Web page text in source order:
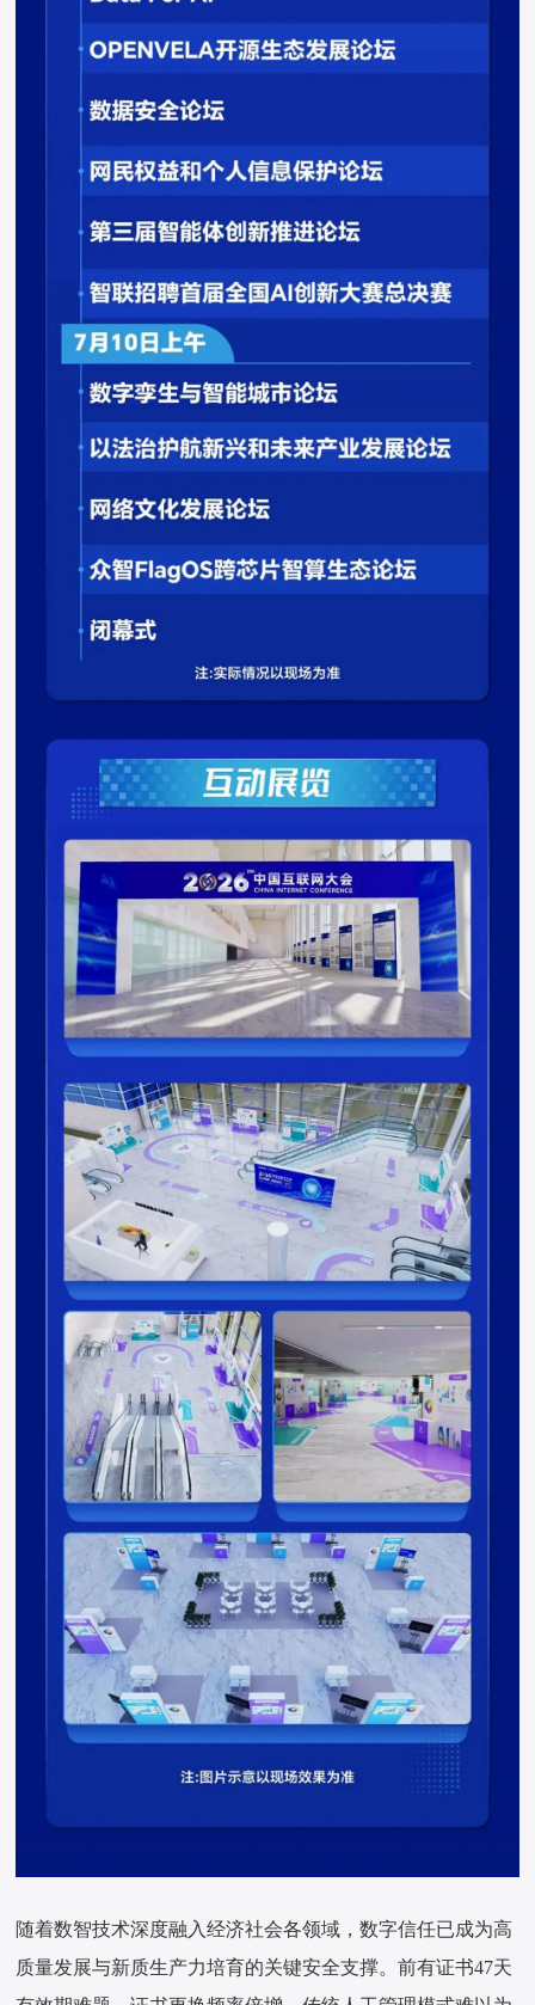
随着数智技术深度融入经济社会各领域，数字信任已成为高
质量发展与新质生产力培育的关键安全支撑。前有证书47天